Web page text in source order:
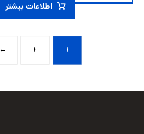
اطلاعات بیشتر
۱ ۲ ←